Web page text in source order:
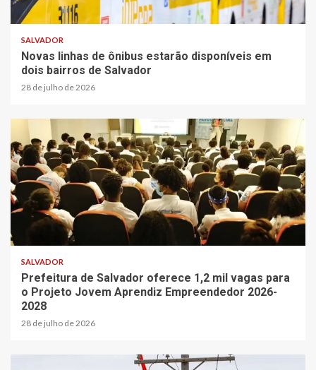
SALVADOR
Novas linhas de ônibus estarão disponíveis em
dois bairros de Salvador
28 de julho de 2026
SALVADOR
Prefeitura de Salvador oferece 1,2 mil vagas para
o Projeto Jovem Aprendiz Empreendedor 2026-
2028
28 de julho de 2026